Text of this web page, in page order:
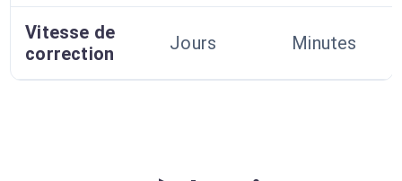
Vitesse de
correction
Jours Minutes